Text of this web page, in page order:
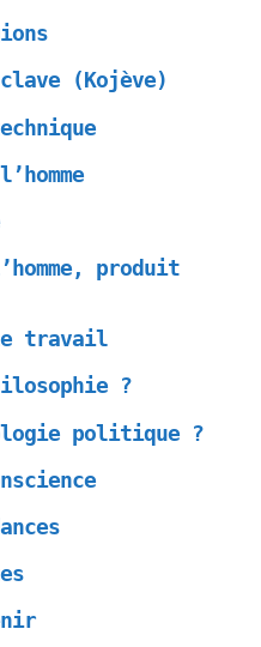
(Kojève)
produit
travail
?
politique ?